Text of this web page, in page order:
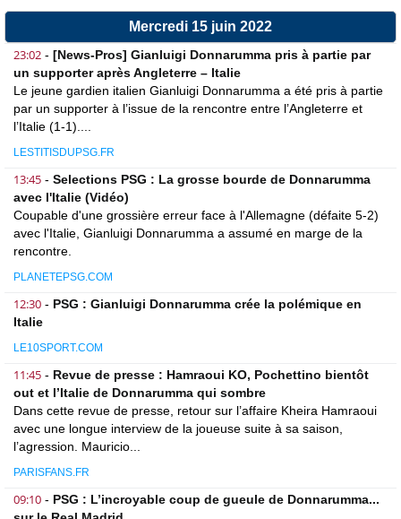
Mercredi 15 juin 2022
23:02 - [News-Pros] Gianluigi Donnarumma pris à partie par
un supporter après Angleterre – Italie
Le jeune gardien italien Gianluigi Donnarumma a été pris à partie
par un supporter à l’issue de la rencontre entre l’Angleterre et
l’Italie (1-1)....
LESTITISDUPSG.FR
13:45 - Selections PSG : La grosse bourde de Donnarumma
avec l'Italie (Vidéo)
Coupable d'une grossière erreur face à l'Allemagne (défaite 5-2)
avec l'Italie, Gianluigi Donnarumma a assumé en marge de la
rencontre.
PLANETEPSG.COM
12:30 - PSG : Gianluigi Donnarumma crée la polémique en
Italie
LE10SPORT.COM
11:45 - Revue de presse : Hamraoui KO, Pochettino bientôt
out et l’Italie de Donnarumma qui sombre
Dans cette revue de presse, retour sur l’affaire Kheira Hamraoui
avec une longue interview de la joueuse suite à sa saison,
l’agression. Mauricio...
PARISFANS.FR
09:10 - PSG : L’incroyable coup de gueule de Donnarumma...